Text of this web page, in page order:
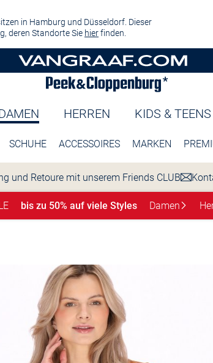
in Hamburg und Düsseldorf. Dieser
deren Standorte Sie hierfinden.
HERREN KIDS & TEENS
SCHUHE ACCESSOIRES MARKEN
und Retoure mit unserem Friends CLUB
bis zu 50% auf viele Styles Damen